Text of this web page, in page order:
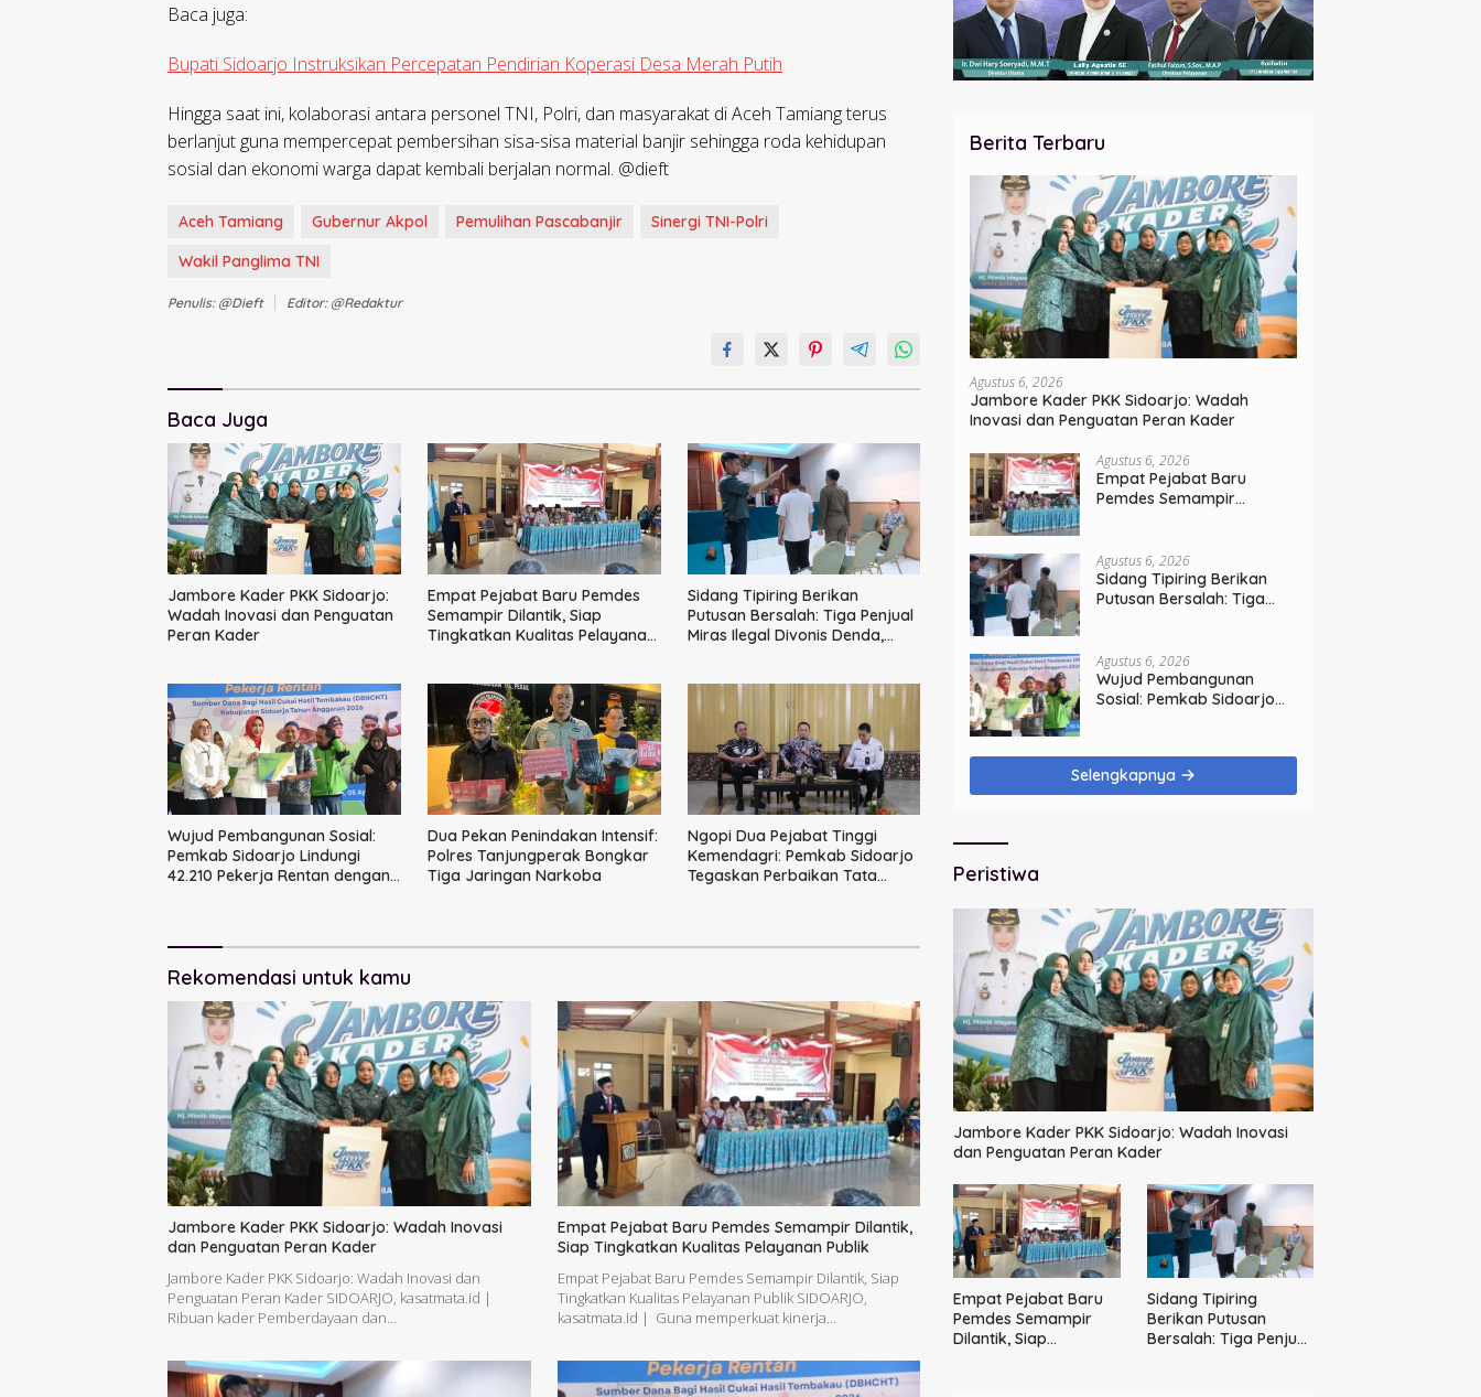
Baca juga:
Bupati Sidoarjo Instruksikan Percepatan Pendirian Koperasi Desa Merah Putih
​Hingga saat ini, kolaborasi antara personel TNI, Polri, dan masyarakat di Aceh Tamiang terus
berlanjut guna mempercepat pembersihan sisa-sisa material banjir sehingga roda kehidupan
sosial dan ekonomi warga dapat kembali berjalan normal. @dieft
Aceh Tamiang Gubernur Akpol Pemulihan Pascabanjir
Sinergi TNI-Polri
Wakil Panglima TNI
Penulis: @dieft Editor: @redaktur
Baca Juga
Jambore Kader PKK Sidoarjo:
Wadah Inovasi dan Penguatan
Peran Kader
Empat Pejabat Baru Pemdes
Semampir Dilantik, Siap
Tingkatkan Kualitas Pelayanan
Sidang Tipiring Berikan
Putusan Bersalah: Tiga Penjual
Miras Ilegal Divonis Denda,
Wujud Pembangunan Sosial:
Pemkab Sidoarjo Lindungi
42.210 Pekerja Rentan dengan
Dua Pekan Penindakan Intensif:
Polres Tanjungperak Bongkar
Tiga Jaringan Narkoba
Ngopi Dua Pejabat Tinggi
Kemendagri: Pemkab Sidoarjo
Tegaskan Perbaikan Tata
Rekomendasi untuk kamu
Jambore Kader PKK Sidoarjo: Wadah Inovasi
dan Penguatan Peran Kader
Jambore Kader PKK Sidoarjo: Wadah Inovasi dan
Penguatan Peran Kader SIDOARJO, kasatmata.id |
Ribuan kader Pemberdayaan dan…
Empat Pejabat Baru Pemdes Semampir Dilantik,
Siap Tingkatkan Kualitas Pelayanan Publik
Empat Pejabat Baru Pemdes Semampir Dilantik, Siap
Tingkatkan Kualitas Pelayanan Publik SIDOARJO,
kasatmata.id | Guna memperkuat kinerja…
Berita Terbaru
Agustus 6, 2026
Jambore Kader PKK Sidoarjo: Wadah
Inovasi dan Penguatan Peran Kader
Agustus 6, 2026
Empat Pejabat Baru
Pemdes Semampir
Agustus 6, 2026
Sidang Tipiring Berikan
Putusan Bersalah: Tiga
Dimusnahkan
Agustus 6, 2026
Wujud Pembangunan
Sosial: Pemkab Sidoarjo
Ketenagakerjaan
Selengkapnya
Peristiwa
Jambore Kader PKK Sidoarjo: Wadah Inovasi
dan Penguatan Peran Kader
Empat Pejabat Baru
Pemdes Semampir
Dilantik, Siap
Sidang Tipiring
Berikan Putusan
Bersalah: Tiga Penjual